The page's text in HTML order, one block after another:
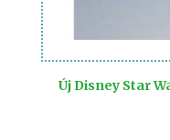
Új Disney Star